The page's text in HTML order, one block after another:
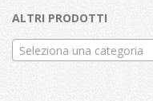
ALTRI PRODOTTI
Seleziona una categoria